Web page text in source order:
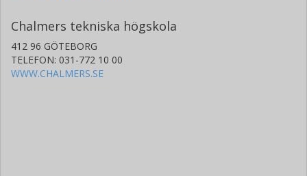
Chalmers tekniska högskola
412 96 GÖTEBORG
TELEFON: 031-772 10 00
WWW.CHALMERS.SE